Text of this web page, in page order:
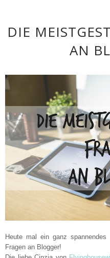
DIE
AN
Heute mal ein ganz
Fragen an Blogger!